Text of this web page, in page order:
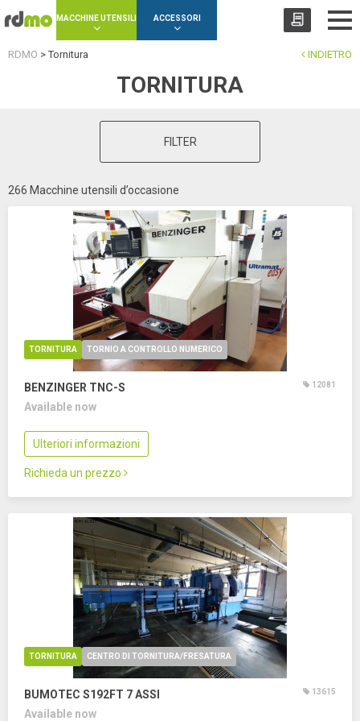
MACCHINE UTENSILI ACCESSORI
INDIETRO
RDMO >Tornitura
TORNITURA
FILTER
266 Macchine utensili d’occasione
TORNITURA TORNIO A CONTROLLO NUMERICO
BENZINGER TNC-S 12081
Available now
Ulteriori informazioni
Richieda un prezzo
TORNITURA CENTRO DI TORNITURA/FRESATURA
BUMOTEC S192FT 7 ASSI 13615
Available now